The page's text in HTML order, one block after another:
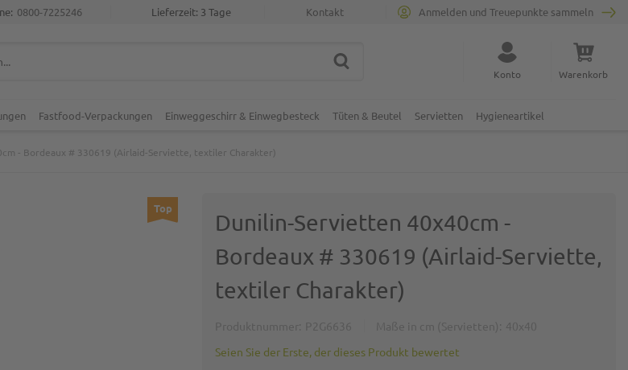
Kontakt
Lieferzeit: 3 Tage
0800-7225246 Anmelden und Treuepunkte sammeln
Suche schließen
SUCHE Konto Warenkorb
Fastfood-Verpackungen Einweggeschirr & Einwegbesteck Tüten & Beutel Servietten Hygieneartikel
- Bordeaux # 330619 (Airlaid-Serviette, textiler Charakter)
Top
Dunilin-Servietten 40x40cm -
Bordeaux # 330619 (Airlaid-Serviette,
textiler Charakter)
Seien Sie der Erste, der dieses Produkt bewertet